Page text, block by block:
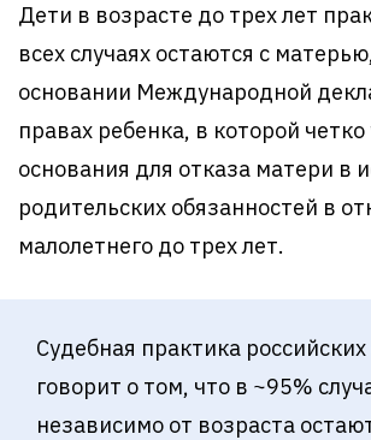
Дети в возрасте до трех лет
всех случаях остаются с
основании Международной
правах ребенка, в которой
основания для отказа матери в
родительских обязанностей в
малолетнего до трех лет.
Судебная практика российских
говорит о том, что в ~95%
независимо от возраста